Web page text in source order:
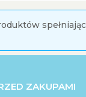
ZAKUPAMI